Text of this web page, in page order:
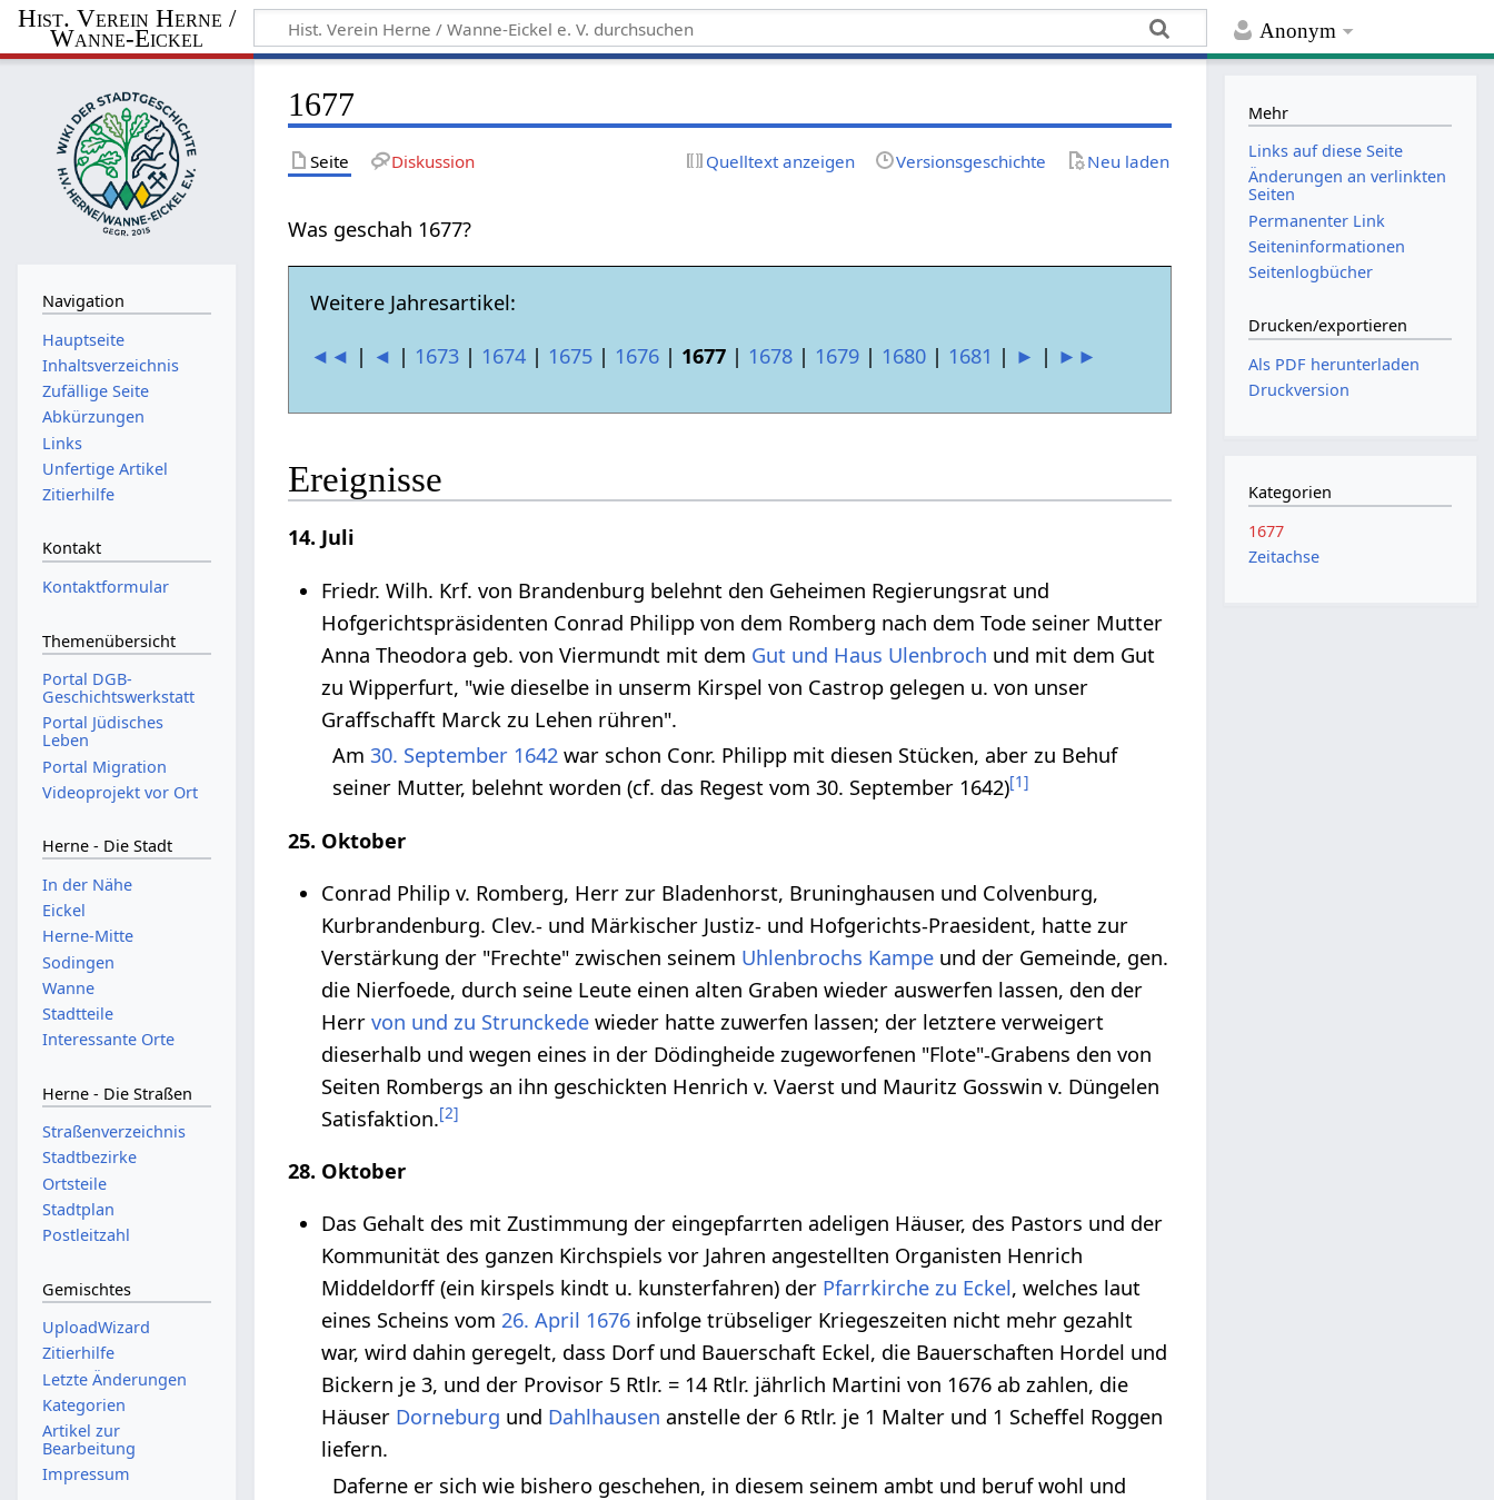
Anonym
Hist. Verein Herne /
Wanne-Eickel
1677
Seite Diskussion Quelltext anzeigen Versionsgeschichte Neu laden
Was geschah 1677?
Weitere Jahresartikel:
◄◄ | ◄ | 1673| 1674| 1675| 1676| 1677| 1678| 1679| 1680| 1681 | ► | ►►
Ereignisse
14. Juli
Friedr. Wilh. Krf. von Brandenburg belehnt den Geheimen Regierungsrat und
Hofgerichtspräsidenten Conrad Philipp von dem Romberg nach dem Tode seiner Mutter
Anna Theodora geb. von Viermundt mit dem Gut und Haus Ulenbroch und mit dem Gut
zu Wipperfurt, "wie dieselbe in unserm Kirspel von Castrop gelegen u. von unser
Graffschafft Marck zu Lehen rühren".
Am30. September 1642 war schon Conr. Philipp mit diesen Stücken, aber zu Behuf
seiner Mutter, belehnt worden (cf. das Regest vom 30. September 1642)[1]
25. Oktober
Conrad Philip v. Romberg, Herr zur Bladenhorst, Bruninghausen und Colvenburg,
Kurbrandenburg. Clev.- und Märkischer Justiz- und Hofgerichts-Praesident, hatte zur
Verstärkung der "Frechte" zwischen seinem Uhlenbrochs Kampeund der Gemeinde, gen.
die Nierfoede, durch seine Leute einen alten Graben wieder auswerfen lassen, den der
Herr von und zu Strunckedewieder hatte zuwerfen lassen; der letztere verweigert
dieserhalb und wegen eines in der Dödingheide zugeworfenen "Flote"-Grabens den von
Seiten Rombergs an ihn geschickten Henrich v. Vaerst und Mauritz Gosswin v. Düngelen
Satisfaktion.[2]
28. Oktober
Das Gehalt des mit Zustimmung der eingepfarrten adeligen Häuser, des Pastors und der
Kommunität des ganzen Kirchspiels vor Jahren angestellten Organisten Henrich
Middeldorff (ein kirspels kindt u. kunsterfahren) der Pfarrkirche zu Eckel, welches laut
eines Scheins vom 26. April 1676infolge trübseliger Kriegeszeiten nicht mehr gezahlt
war, wird dahin geregelt, dass Dorf und Bauerschaft Eckel, die Bauerschaften Hordel und
Bickern je 3, und der Provisor 5 Rtlr. = 14 Rtlr. jährlich Martini von 1676 ab zahlen, die
Häuser Dorneburg und Dahlhausen anstelle der 6 Rtlr. je 1 Malter und 1 Scheffel Roggen
liefern.
Daferne er sich wie bishero geschehen, in diesem seinem ambt und beruf wohl und
Navigation
Hauptseite
Inhaltsverzeichnis
Zufällige Seite
Abkürzungen
Links
Unfertige Artikel
Zitierhilfe
Kontakt
Kontaktformular
Themenübersicht
Portal DGB-
Geschichtswerkstatt
Portal Jüdisches
Leben
Portal Migration
Videoprojekt vor Ort
Herne - Die Stadt
In der Nähe
Eickel
Herne-Mitte
Sodingen
Wanne
Stadtteile
Interessante Orte
Herne - Die Straßen
Straßenverzeichnis
Stadtbezirke
Ortsteile
Stadtplan
Postleitzahl
Gemischtes
UploadWizard
Zitierhilfe
Letzte Änderungen
Kategorien
Artikel zur
Bearbeitung
Impressum
Mehr
Links auf diese Seite
Änderungen an verlinkten
Seiten
Permanenter Link
Seiten­­informationen
Seitenlogbücher
Drucken/­exportieren
Als PDF herunterladen
Druckversion
Kategorien
1677
Zeitachse